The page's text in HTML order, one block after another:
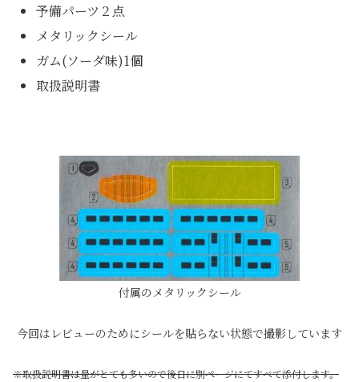
予備パーツ２点
メタリックシール
ガム(ソーダ味)1個
取扱説明書
付属のメタリックシール
今回はレビューのためにシールを貼らない状態で撮影しています
※取扱説明書は量がとても多いので後日に別ページにてすべて添付します。